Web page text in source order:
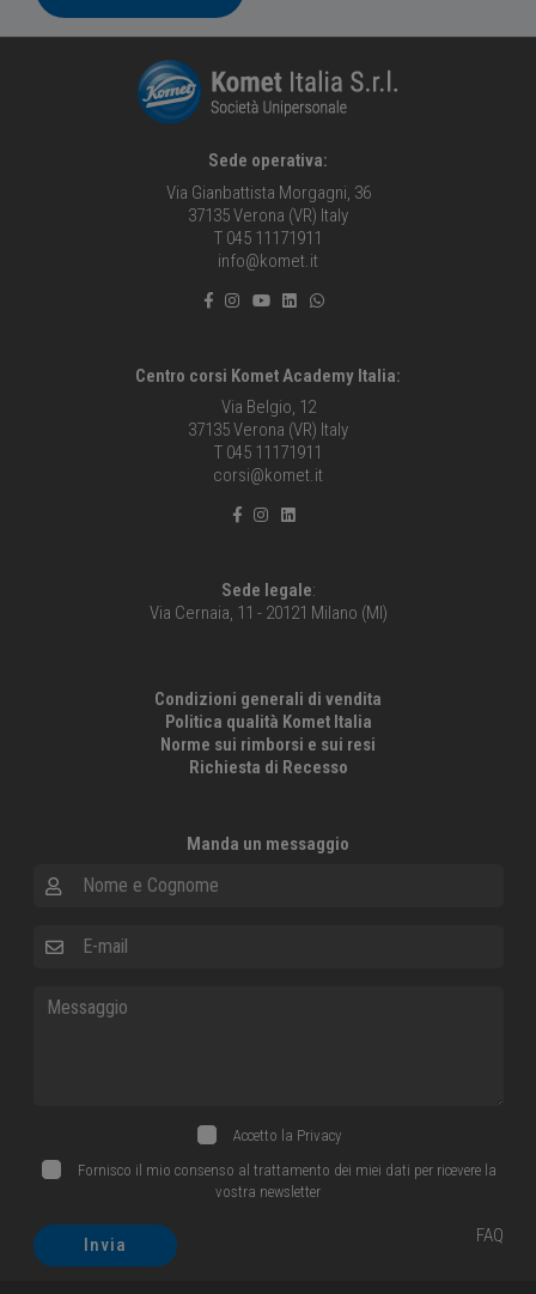
Sede operativa:
Via Gianbattista Morgagni, 36
37135 Verona (VR) Italy
T 045 11171911
info@komet.it
Centro corsi Komet Academy Italia:
Via Belgio, 12
37135 Verona (VR) Italy
T 045 11171911
corsi@komet.it
Sede legale:
Via Cernaia, 11 - 20121 Milano (MI)
Condizioni generali di vendita
Politica qualità Komet Italia
Norme sui rimborsi e sui resi
Richiesta di Recesso
Manda un messaggio
Accetto la Privacy
Fornisco il mio consenso al trattamento dei miei dati per ricevere la
vostra newsletter
Invia FAQ